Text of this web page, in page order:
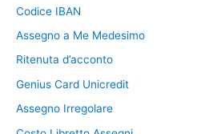
Codice IBAN
Assegno a Me Medesimo
Ritenuta d’acconto
Genius Card Unicredit
Assegno Irregolare